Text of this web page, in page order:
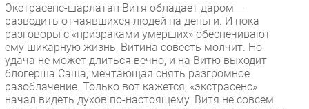
Мероприятия
Проекты
IT класс
Тестовый стенд
Каталог компаний
Экстрасенс-шарлатан Витя обладает даром —
разводить отчаявшихся людей на деньги. И пока
разговоры с «призраками умерших» обеспечивают
ему шикарную жизнь, Витина совесть молчит. Но
удача не может длиться вечно, и на Витю выходит
блогерша Саша, мечтающая снять разгромное
разоблачение. Только вот кажется, «экстрасенс»
начал видеть духов по-настоящему. Витя не совсем